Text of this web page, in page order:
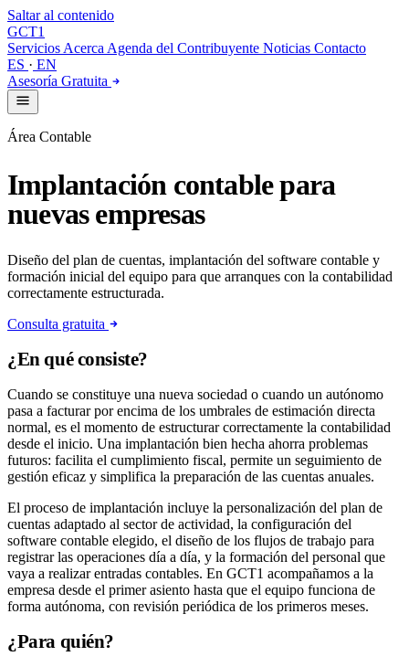
Saltar al contenido
GCT1
Servicios Acerca Agenda del Contribuyente Noticias Contacto
ES · EN
Asesoría Gratuita
Área Contable
Implantación contable para
nuevas empresas
Diseño del plan de cuentas, implantación del software contable y
formación inicial del equipo para que arranques con la contabilidad
correctamente estructurada.
Consulta gratuita
¿En qué consiste?
Cuando se constituye una nueva sociedad o cuando un autónomo
pasa a facturar por encima de los umbrales de estimación directa
normal, es el momento de estructurar correctamente la contabilidad
desde el inicio. Una implantación bien hecha ahorra problemas
futuros: facilita el cumplimiento fiscal, permite un seguimiento de
gestión eficaz y simplifica la preparación de las cuentas anuales.
El proceso de implantación incluye la personalización del plan de
cuentas adaptado al sector de actividad, la configuración del
software contable elegido, el diseño de los flujos de trabajo para
registrar las operaciones día a día, y la formación del personal que
vaya a realizar entradas contables. En GCT1 acompañamos a la
empresa desde el primer asiento hasta que el equipo funciona de
forma autónoma, con revisión periódica de los primeros meses.
¿Para quién?